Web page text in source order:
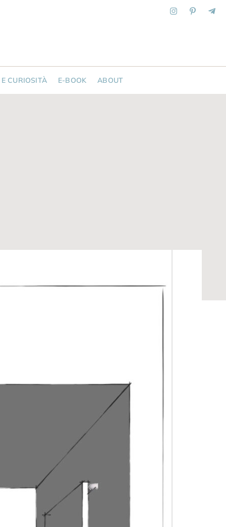
CURIOSITÀ E-BOOK ABOUT